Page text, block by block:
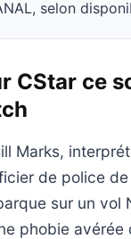
selon
CStar ce
Marks,
de police
sur un vol
phobie avérée